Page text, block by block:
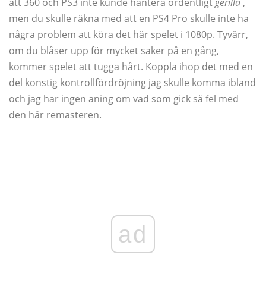
men du skulle räkna med att en PS4 Pro skulle inte ha
några problem att köra det här spelet i 1080p. Tyvärr,
om du blåser upp för mycket saker på en gång,
kommer spelet att tugga hårt. Koppla ihop det med en
del konstig kontrollfördröjning jag skulle komma ibland
och jag har ingen aning om vad som gick så fel med
den här remasteren.
ad